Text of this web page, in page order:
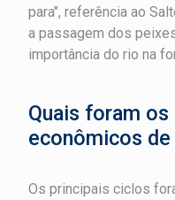
para", referência ao
a passagem dos
importância do rio na
Quais foram
econômicos de
Os principais ciclos